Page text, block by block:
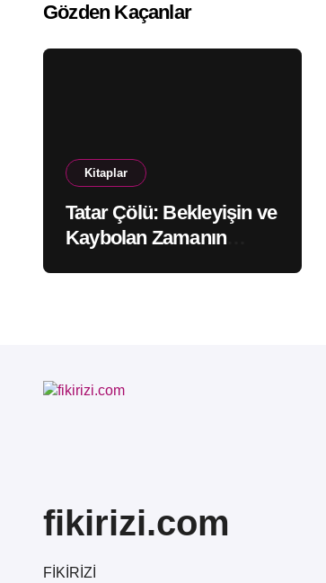
Gözden Kaçanlar
Kitaplar
Tatar Çölü: Bekleyişin ve
Kaybolan Zamanın
fikirizi.com
FİKİRİZİ